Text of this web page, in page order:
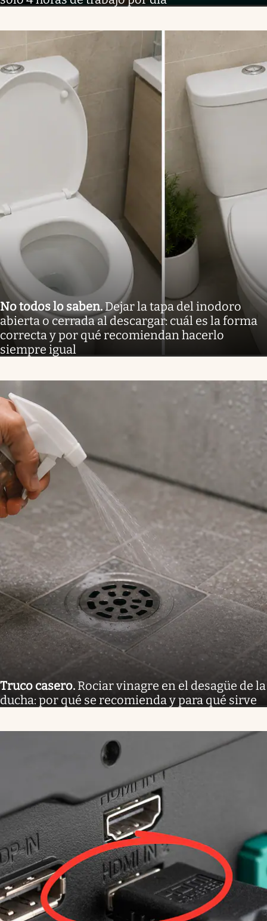
No todos lo saben.Dejar la tapa del inodoro
abierta o cerrada al descargar: cuál es la forma
correcta y por qué recomiendan hacerlo
siempre igual
Truco casero. Rociar vinagre en el desagüe de la
ducha: por qué se recomienda y para qué sirve